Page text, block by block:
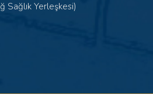
Sağlık Yerleşkesi)